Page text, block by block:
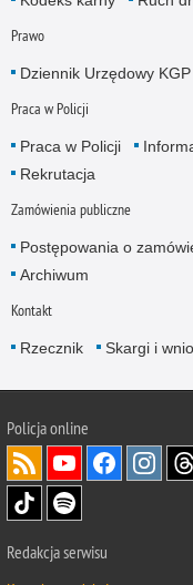
Prawo
Dziennik Urzędowy KGP
Praca w Policji
Praca w Policji
Rekrutacja
Zamówienia publiczne
Postępowania o
Archiwum
Kontakt
Rzecznik Skargi i
Policjaonline
Redakcja serwisu